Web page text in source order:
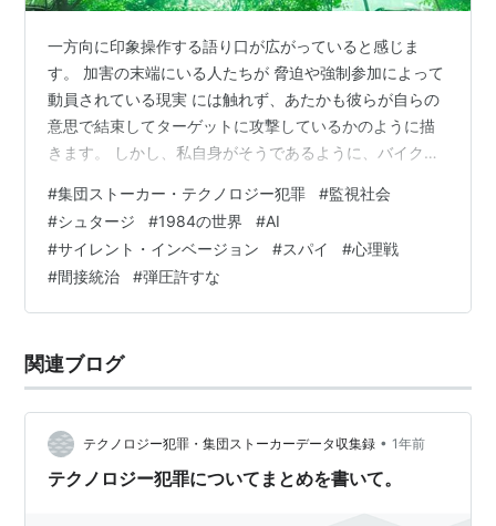
一方向に印象操作する語り口が広がっていると感じま
す。 加害の末端にいる人たちが 脅迫や強制参加によって
動員されている現実 には触れず、あたかも彼らが自らの
意思で結束してターゲットに攻撃しているかのように描
きます。 しかし、私自身がそうであるように、バイクの
「音」によって 強烈なトラウマ反応 が引き起こされ、生
活の基盤が壊れていく現実があります。 それを「哀れで
滑稽」と片づける語りは、被害者の苦しみを軽視してい
るように思えてなりません。 確かに被害を受ければ怒り
や罵倒の言葉が出てしまうものです。ですが、何年もこ
#集団ストーカー・テクノロジー犯罪 #監視社会
#シュタージ #1984の世界 #AI
#サイレント・インベージョン #スパイ #心理戦
#間接統治 #弾圧許すな
関連ブログ
テクノロジー犯罪・集団ストーカーデータ収集録 • 1年前
テクノロジー犯罪についてまとめを書いて。